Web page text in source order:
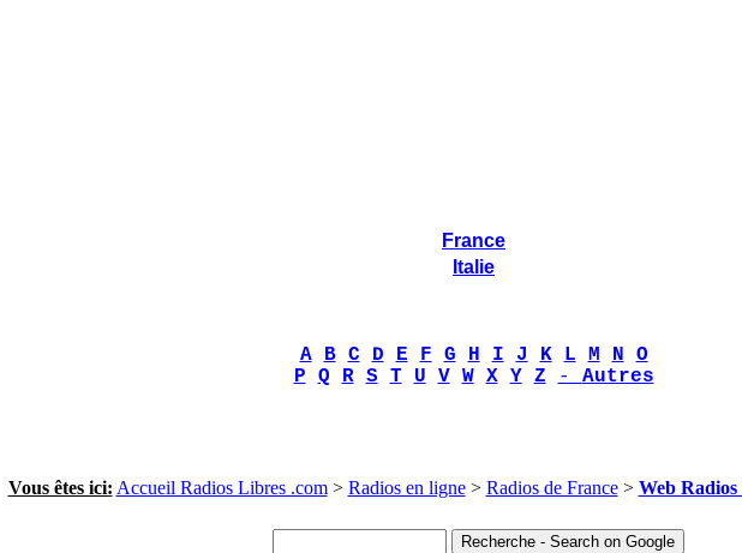
France
Italie
A B C D E F G H I J K L M N
O
P
Q R S T U V W X Y Z - Autres
Vous êtes ici: Accueil Radios Libres .com> Radios en ligne> Radios de France> Web